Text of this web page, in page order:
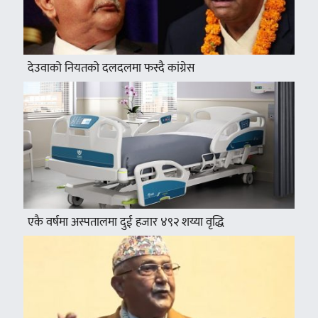
देउवाको नियतको दलदलमा फस्दै कांग्रेस
एकै वर्षमा अस्पतालमा दुई हजार ४९२ शय्या वृद्धि